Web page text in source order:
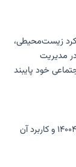
عملکرد زیست‌محیطی،
مدیریت
خود پایبند
در این بخش، به برخی سوالات رایج در مورد استاندارد ۱۴۰۰۴ و کاربرد آن